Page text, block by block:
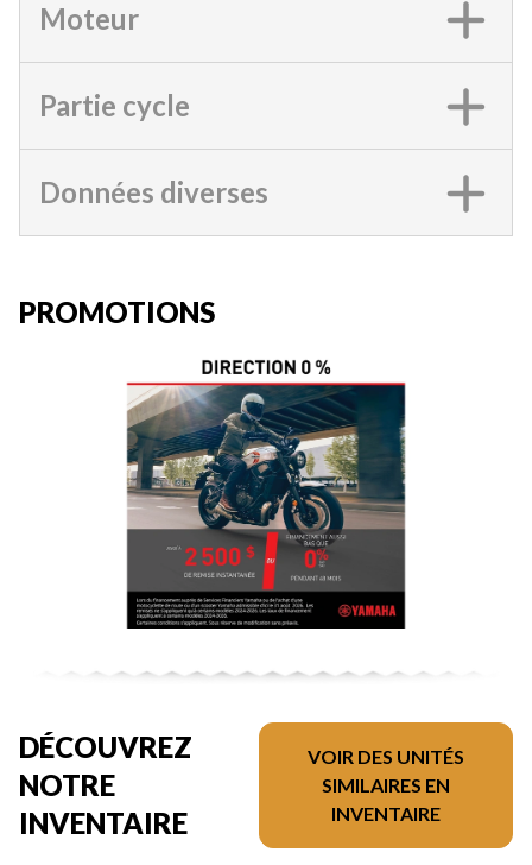
Moteur
Partie cycle
Données diverses
PROMOTIONS
DÉCOUVREZ
NOTRE
INVENTAIRE
VOIR DES UNITÉS
SIMILAIRES EN
INVENTAIRE